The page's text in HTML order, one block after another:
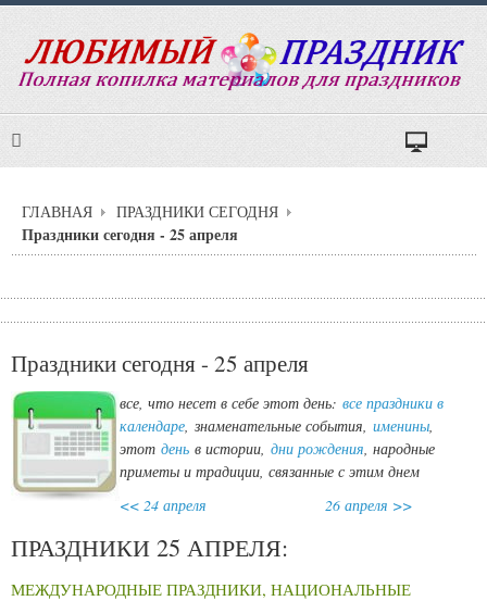
ГЛАВНАЯ ПРАЗДНИКИ СЕГОДНЯ
Праздники сегодня - 25 апреля
Праздники сегодня - 25 апреля
все, что несет в себе этот день: все праздники в
календаре, знаменательные события, именины,
этот день в истории, дни рождения, народные
приметы и традиции, связанные с этим днем
<< 24 апреля
26 апреля >>
ПРАЗДНИКИ 25 АПРЕЛЯ:
МЕЖДУНАРОДНЫЕ ПРАЗДНИКИ, НАЦИОНАЛЬНЫЕ